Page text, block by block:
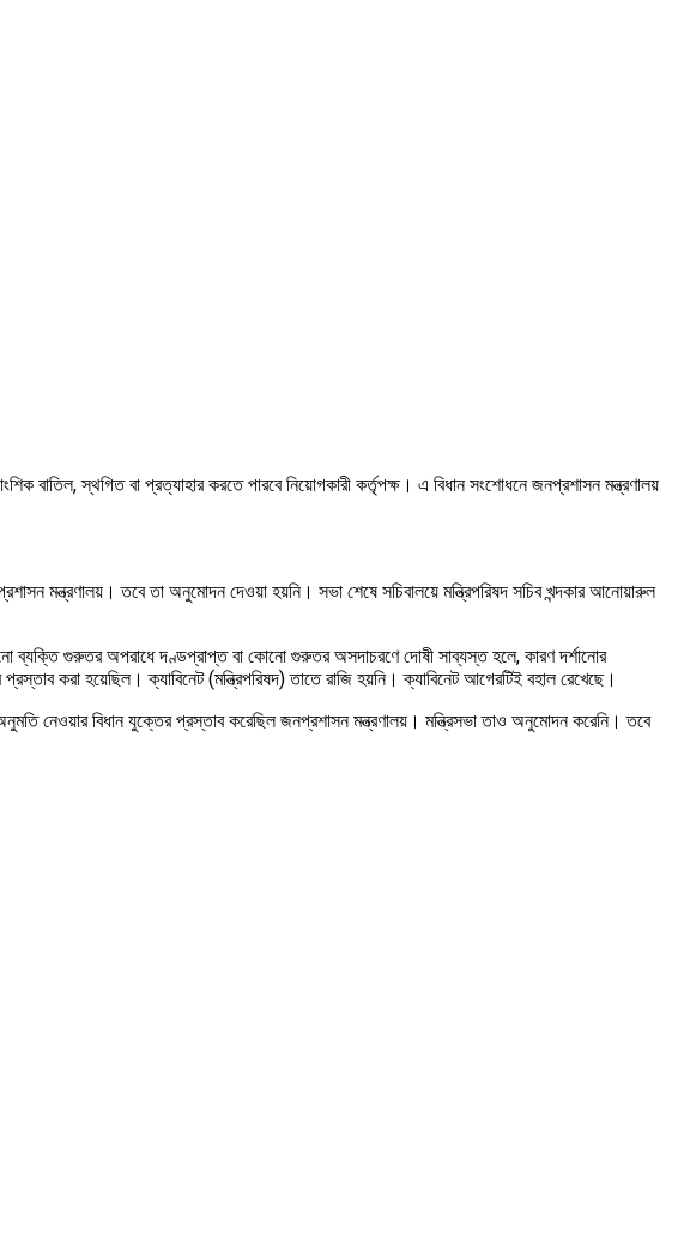
বাতিল, স্থগিত বা প্রত্যাহার করতে পারবে নিয়োগকারী কর্তৃপক্ষ। এ বিধান সংশোধনে জনপ্রশাসন মন্ত্রণালয়
মন্ত্রণালয়। তবে তা অনুমোদন দেওয়া হয়নি। সভা শেষে সচিবালয়ে মন্ত্রিপরিষদ সচিব খন্দকার আনোয়ারুল
ব্যক্তি গুরুতর অপরাধে দণ্ডপ্রাপ্ত বা কোনো গুরুতর অসদাচরণে দোষী সাব্যস্ত হলে, কারণ দর্শানোর
করা হয়েছিল। ক্যাবিনেট (মন্ত্রিপরিষদ) তাতে রাজি হয়নি। ক্যাবিনেট আগেরটিই বহাল রেখেছে।
নেওয়ার বিধান যুক্তের প্রস্তাব করেছিল জনপ্রশাসন মন্ত্রণালয়। মন্ত্রিসভা তাও অনুমোদন করেনি। তবে